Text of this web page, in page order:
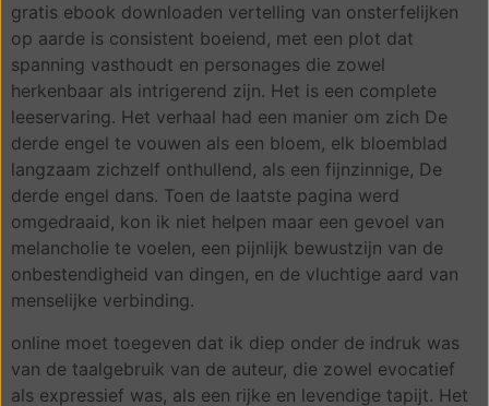
gratis ebook downloaden vertelling van onsterfelijken
op aarde is consistent boeiend, met een plot dat
spanning vasthoudt en personages die zowel
herkenbaar als intrigerend zijn. Het is een complete
leeservaring. Het verhaal had een manier om zich De
derde engel te vouwen als een bloem, elk bloemblad
langzaam zichzelf onthullend, als een fijnzinnige, De
derde engel dans. Toen de laatste pagina werd
omgedraaid, kon ik niet helpen maar een gevoel van
melancholie te voelen, een pijnlijk bewustzijn van de
onbestendigheid van dingen, en de vluchtige aard van
menselijke verbinding.
online moet toegeven dat ik diep onder de indruk was
van de taalgebruik van de auteur, die zowel evocatief
als expressief was, als een rijke en levendige tapijt. Het